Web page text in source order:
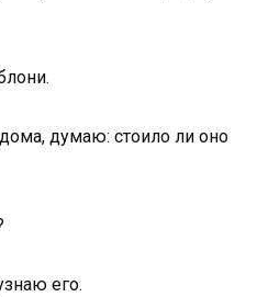
думаю: стоило ли оно
его.